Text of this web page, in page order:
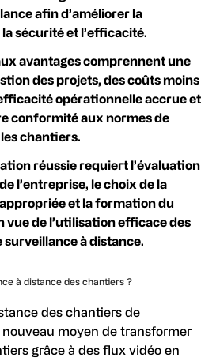
afin d’améliorer la
sécurité et l’efficacité.
avantages comprennent une
des projets, des coûts moins
opérationnelle accrue et
conformité aux normes de
chantiers.
réussie requiert l’évaluation
l’entreprise, le choix de la
et la formation du
vue de l’utilisation efficace des
surveillance à distance.
à distance des chantiers ?
des chantiers de
moyen de transformer
grâce à des flux vidéo en